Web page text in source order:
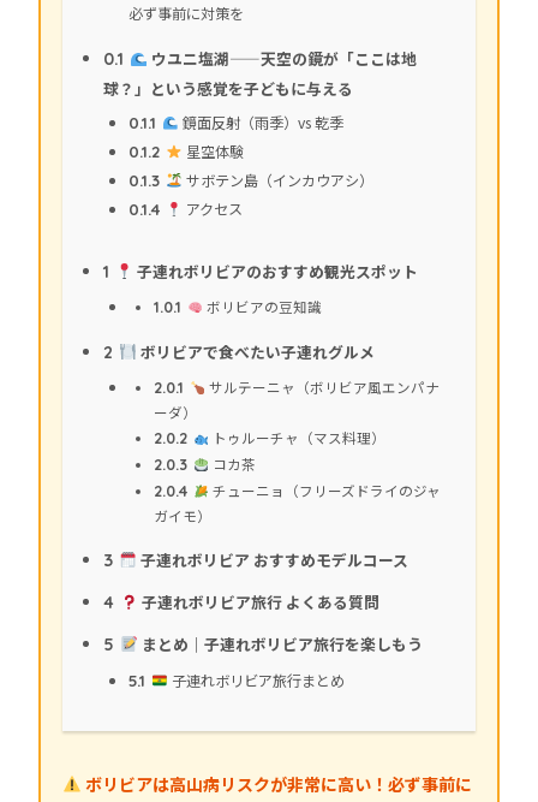
必ず事前に対策を
0.1
ウユニ塩湖——天空の鏡が「ここは地
球？」という感覚を子どもに与える
0.1.1 鏡面反射（雨季）vs 乾季
0.1.2 星空体験
0.1.3 サボテン島（インカウアシ）
0.1.4 アクセス
1 子連れボリビアのおすすめ観光スポット
1.0.1 ボリビアの豆知識
2 ボリビアで食べたい子連れグルメ
2.0.1
サルテーニャ（ボリビア風エンパナ
ーダ）
2.0.2
トゥルーチャ（マス料理）
2.0.3
コカ茶
2.0.4
チューニョ（フリーズドライのジャ
ガイモ）
3 子連れボリビア おすすめモデルコース
4 子連れボリビア旅行 よくある質問
5 まとめ｜子連れボリビア旅行を楽しもう
5.1 子連れボリビア旅行まとめ
ボリビアは高山病リスクが非常に高い！必ず事前に